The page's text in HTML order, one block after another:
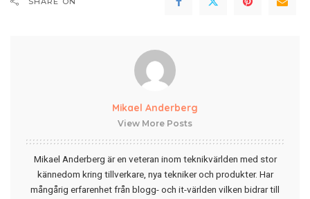
Mikael Anderberg
View More Posts
Mikael Anderberg är en veteran inom teknikvärlden med stor
kännedom kring tillverkare, nya tekniker och produkter. Har
mångårig erfarenhet från blogg- och it-världen vilken bidrar till